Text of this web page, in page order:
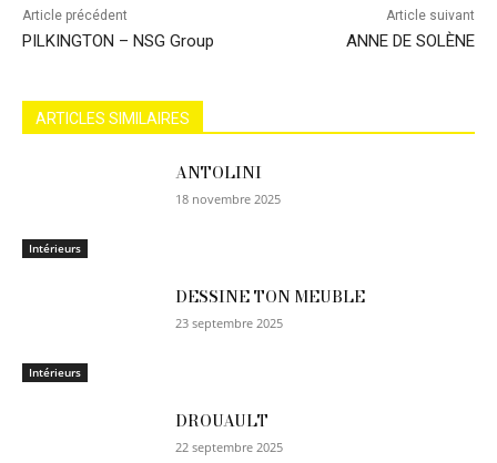
Article précédent
PILKINGTON – NSG Group
Article suivant
ANNE DE SOLÈNE
ARTICLES SIMILAIRES
Intérieurs
ANTOLINI
18 novembre 2025
Intérieurs
DESSINE TON MEUBLE
23 septembre 2025
DROUAULT
22 septembre 2025